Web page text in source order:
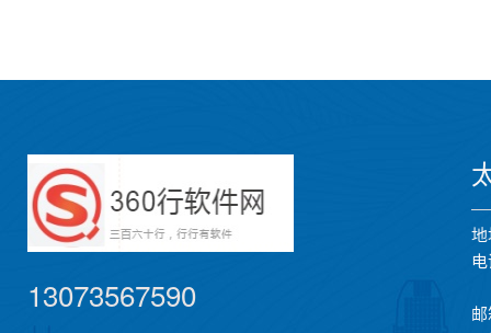
13073567590